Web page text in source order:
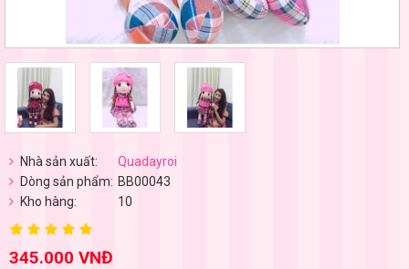
Nhà sản xuất:
Quadayroi
Dòng sản phẩm: BB00043
Kho hàng:
10
345.000 VNĐ